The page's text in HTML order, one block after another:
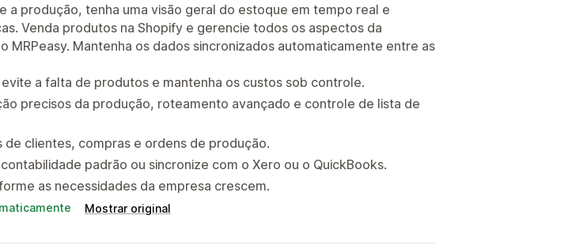
a produção, tenha uma visão geral do estoque em tempo real e
Venda produtos na Shopify e gerencie todos os aspectos da
MRPeasy. Mantenha os dados sincronizados automaticamente entre as
a falta de produtos e mantenha os custos sob controle.
precisos da produção, roteamento avançado e controle de lista de
de clientes, compras e ordens de produção.
padrão ou sincronize com o Xero ou o QuickBooks.
as necessidades da empresa crescem.
Mostrar original